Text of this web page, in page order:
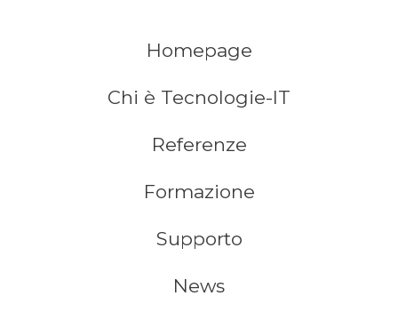
Homepage
Chi è Tecnologie-IT
Referenze
Formazione
Supporto
News